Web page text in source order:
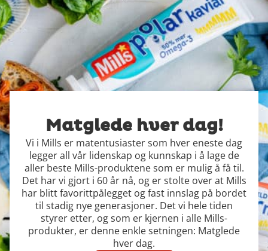
Matglede hver dag!
Vi i Mills er matentusiaster som hver eneste dag
legger all vår lidenskap og kunnskap i å lage de
aller beste Mills-produktene som er mulig å få til.
Det har vi gjort i 60 år nå, og er stolte over at Mills
har blitt favorittpålegget og fast innslag på bordet
til stadig nye generasjoner. Det vi hele tiden
styrer etter, og som er kjernen i alle Mills-
produkter, er denne enkle setningen: Matglede
hver dag.